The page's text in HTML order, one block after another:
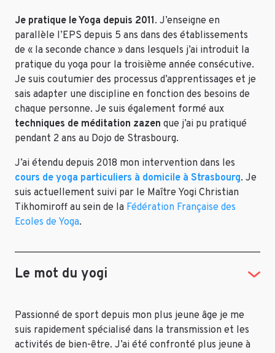
Je pratique le Yoga depuis 2011. J’enseigne en
parallèle l’EPS depuis 5 ans dans des établissements
de « la seconde chance » dans lesquels j’ai introduit la
pratique du yoga pour la troisième année consécutive.
Je suis coutumier des processus d’apprentissages et je
sais adapter une discipline en fonction des besoins de
chaque personne. Je suis également formé aux
techniques de méditation zazen que j’ai pu pratiqué
pendant 2 ans au Dojo de Strasbourg.
J’ai étendu depuis 2018 mon intervention dans les
cours de yoga particuliers à domicile à Strasbourg. Je
suis actuellement suivi par le Maître Yogi Christian
Tikhomiroff au sein de la Fédération Française des
Ecoles de Yoga.
Le mot du yogi
Passionné de sport depuis mon plus jeune âge je me
suis rapidement spécialisé dans la transmission et les
activités de bien-être. J’ai été confronté plus jeune à